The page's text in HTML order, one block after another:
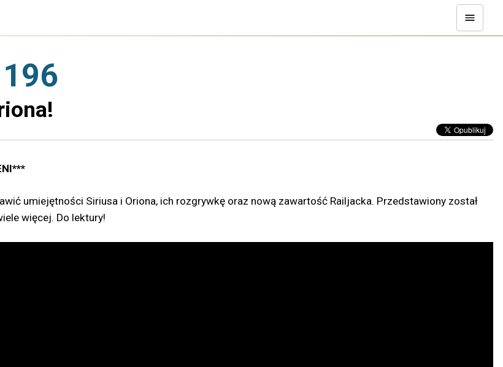
umiejętności Siriusa i Oriona, ich rozgrywkę oraz nową zawartość Railjacka. Przedstawiony został
więcej. Do lektury!